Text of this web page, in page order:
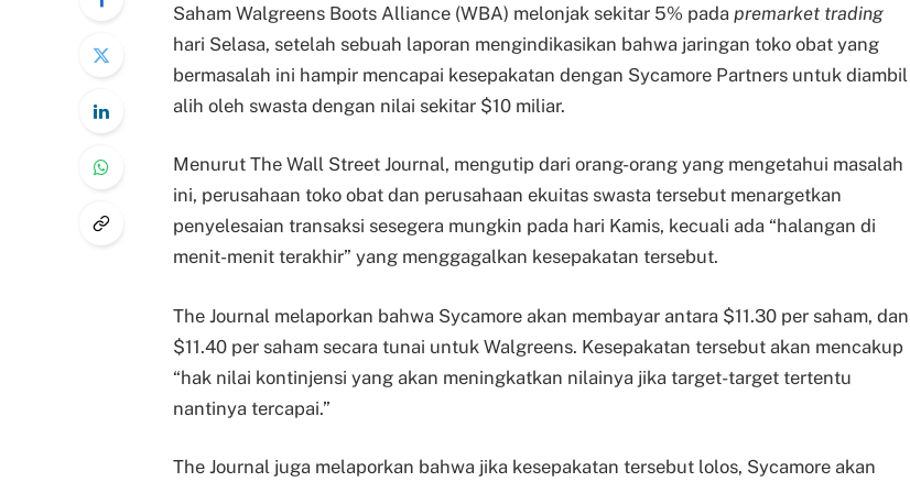
Saham Walgreens Boots Alliance (WBA) melonjak sekitar 5% pada premarket trading
hari Selasa, setelah sebuah laporan mengindikasikan bahwa jaringan toko obat yang
bermasalah ini hampir mencapai kesepakatan dengan Sycamore Partners untuk diambil
alih oleh swasta dengan nilai sekitar $10 miliar.
Menurut The Wall Street Journal, mengutip dari orang-orang yang mengetahui masalah
ini, perusahaan toko obat dan perusahaan ekuitas swasta tersebut menargetkan
penyelesaian transaksi sesegera mungkin pada hari Kamis, kecuali ada “halangan di
menit-menit terakhir” yang menggagalkan kesepakatan tersebut.
The Journal melaporkan bahwa Sycamore akan membayar antara $11.30 per saham, dan
$11.40 per saham secara tunai untuk Walgreens. Kesepakatan tersebut akan mencakup
“hak nilai kontinjensi yang akan meningkatkan nilainya jika target-target tertentu
nantinya tercapai.”
The Journal juga melaporkan bahwa jika kesepakatan tersebut lolos, Sycamore akan